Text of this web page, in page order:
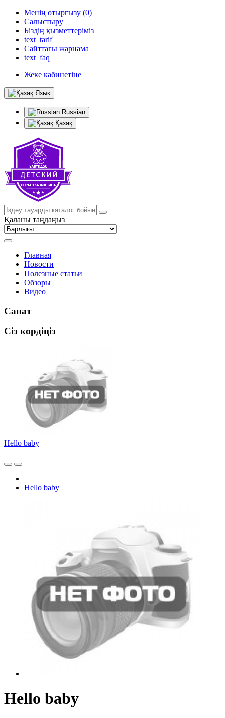
Менің отырғызу (0)
Салыстыру
Біздің қызметтеріміз
text_tarif
Сайттағы жарнама
text_faq
Жеке кабинетіне
Язык
Russian
Қазақ
Қаланы таңдаңыз
Главная
Новости
Полезные статьи
Обзоры
Видео
Санат
Сіз көрдіңіз
Hello baby
Hello baby
Hello baby